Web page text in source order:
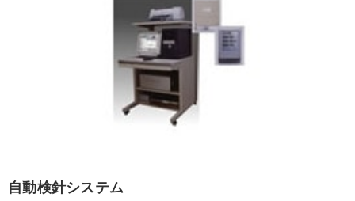
自動検針システム